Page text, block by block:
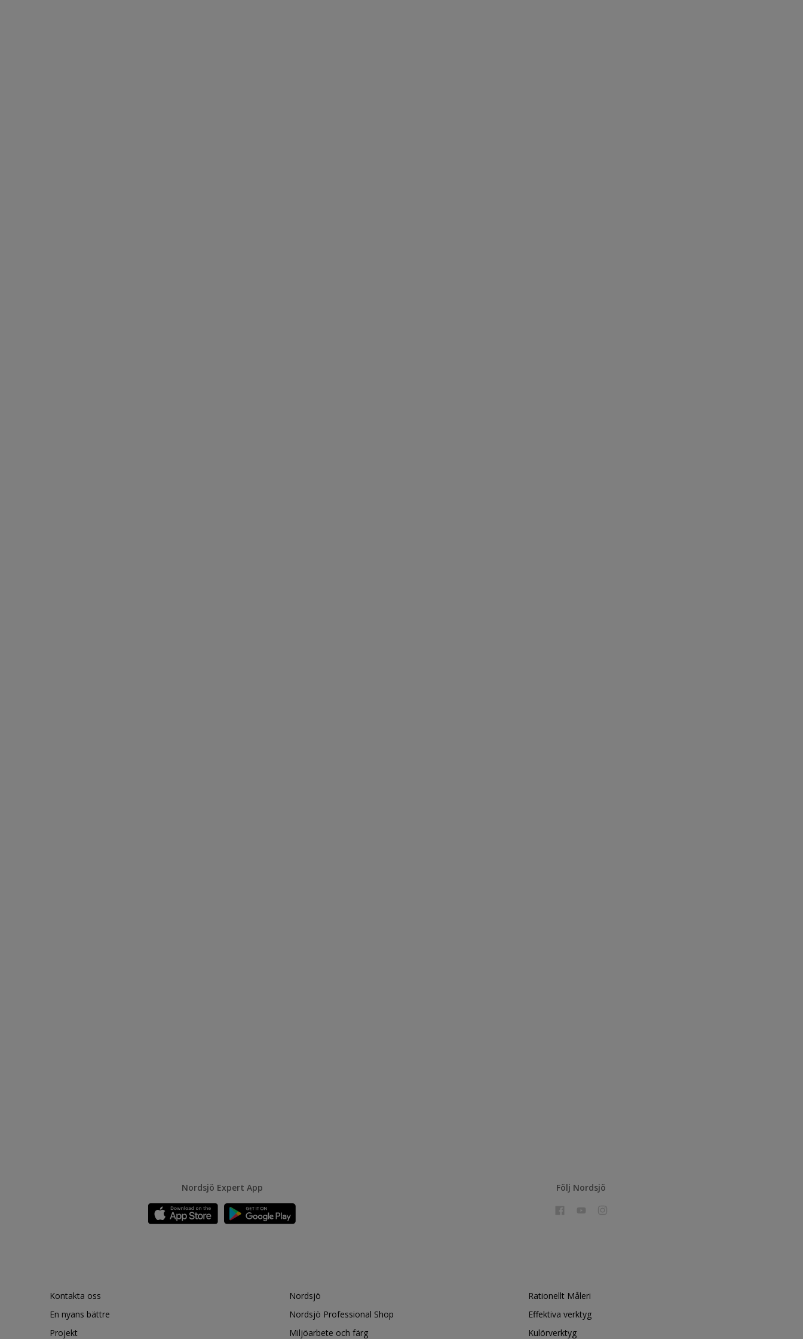
Nordsjö Expert App Följ Nordsjö
Kontakta oss
En nyans bättre
Projekt
Nordsjö
Nordsjö Professional Shop
Miljöarbete och färg
Rationellt Måleri
Effektiva verktyg
Kulörverktyg